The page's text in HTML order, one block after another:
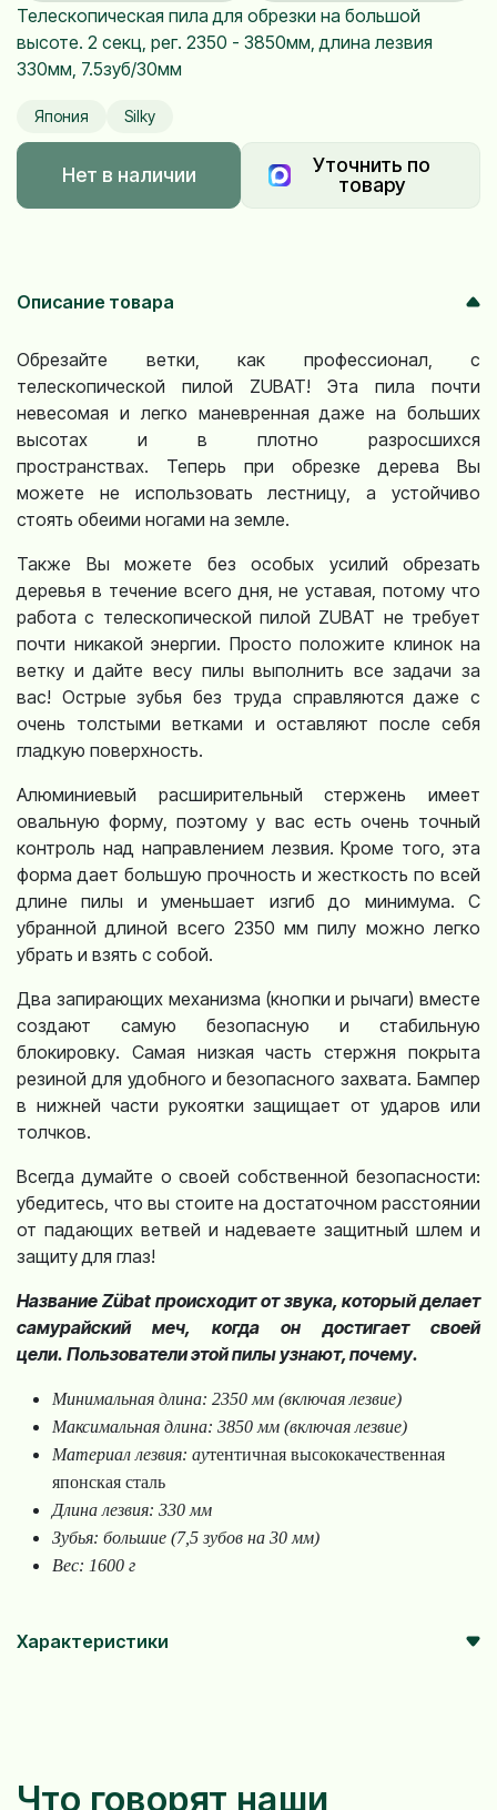
Телескопическая пила для обрезки на большой
высоте. 2 секц, рег. 2350 - 3850мм, длина лезвия
330мм, 7.5зуб/30мм
Япония Silky
Нет в наличии
Уточнить по
товару
Описание товара
Обрезайте ветки, как профессионал, с
телескопической пилой ZUBAT! Эта пила почти
невесомая и легко маневренная даже на больших
высотах и ​​в плотно разросшихся
пространствах. Теперь при обрезке дерева Вы
можете не использовать лестницу, а устойчиво
стоять обеими ногами на земле.
Также Вы можете без особых усилий обрезать
деревья в течение всего дня, не уставая, потому что
работа с телескопической пилой ZUBAT не требует
почти никакой энергии. Просто положите клинок на
ветку и дайте весу пилы выполнить все задачи за
вас! Острые зубья без труда справляются даже с
очень толстыми ветками и оставляют после себя
гладкую поверхность.
Алюминиевый расширительный стержень имеет
овальную форму, поэтому у вас есть очень точный
контроль над направлением лезвия. Кроме того, эта
форма дает большую прочность и жесткость по всей
длине пилы и уменьшает изгиб до минимума. С
убранной длиной всего 2350 мм пилу можно легко
убрать и взять с собой.
Два запирающих механизма (кнопки и рычаги) вместе
создают самую безопасную и стабильную
блокировку. Самая низкая часть стержня покрыта
резиной для удобного и безопасного захвата. Бампер
в нижней части рукоятки защищает от ударов или
толчков.
Всегда думайте о своей собственной безопасности:
убедитесь, что вы стоите на достаточном расстоянии
от падающих ветвей и надеваете защитный шлем и
защиту для глаз!
Название Zübat происходит от звука, который делает
самурайский меч, когда он достигает своей
цели. Пользователи этой пилы узнают, почему.
Минимальная длина: 2350 мм (включая лезвие)
Максимальная длина: 3850 мм (включая лезвие)
Материал лезвия: аутентичная высококачественная
японская сталь
Длина лезвия: 330 мм
Зубья: большие (7,5 зубов на 30 мм)
Вес: 1600 г
Характеристики
Что говорят наши